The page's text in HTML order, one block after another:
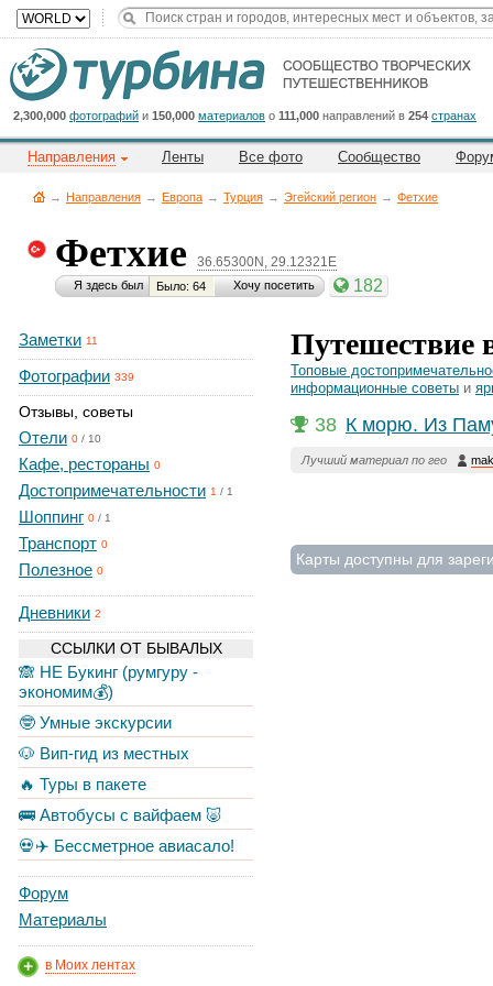
2,300,000 фотографий и 150,000 материалов о 111,000 направлений в 254 странах
Направления Ленты Все фото Сообщество
→ Направления → Европа → Турция → Эгейский регион → Фетхие
Фетхие 36.65300N, 29.12321E
Я здесь был Было: 64 Хочу посетить 182
Заметки 11
Фотографии 339
Отзывы, советы
Отели 0 / 10
Кафе, рестораны 0
Достопримечательности 1 / 1
Шоппинг 0 / 1
Транспорт 0
Полезное 0
Дневники 2
ССЫЛКИ ОТ БЫВАЛЫХ
🙈 НЕ Букинг (румгуру -
экономим💰)
🤓 Умные экскурсии
🐶 Вип-гид из местных
🔥 Туры в пакете
🚌 Автобусы с вайфаем 🐷
💀✈️ Бессметрное авиасало!
Форум
Материалы
в Моих лентах
Путешествие
Топовые
информационные советы и
38 К морю. Из
Лучший материал по гео
Карты доступны для
Cейчас
на
сайте:
Title
Button